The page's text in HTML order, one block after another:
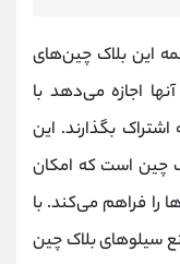
این بلاک چین‌های
اجازه می‌دهد با
اشتراک بگذارند. این
چین است که امکان
را فراهم می‌کند. با
سیلوهای بلاک چین